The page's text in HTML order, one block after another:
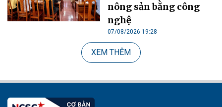
nông sản bằng công
nghệ
07/08/2026 19:28
XEM THÊM